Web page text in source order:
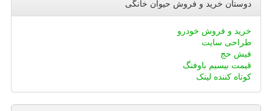
دوستان خرید و فروش حیوان خانگی
خرید و فروش خودرو
طراحی سایت
فیش حج
قیمت بیسیم باوفنگ
کوتاه کننده لینک